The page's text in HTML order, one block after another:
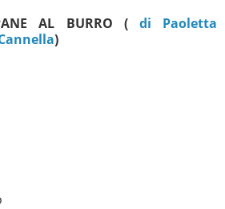
AL BURRO ( di Paoletta
)